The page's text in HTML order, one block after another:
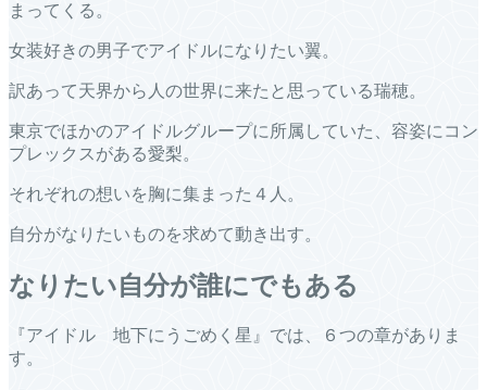
まってくる。
女装好きの男子でアイドルになりたい翼。
訳あって天界から人の世界に来たと思っている瑞穂。
東京でほかのアイドルグループに所属していた、容姿にコン
プレックスがある愛梨。
それぞれの想いを胸に集まった４人。
自分がなりたいものを求めて動き出す。
なりたい自分が誰にでもある
『アイドル 地下にうごめく星』では、６つの章がありま
す。